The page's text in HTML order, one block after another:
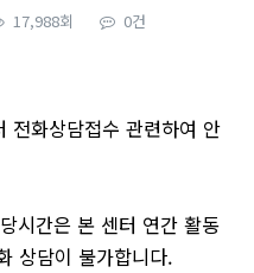
17,988회 0건
전화상담접수 관련하여 안
시간은 본 센터 연간 활동
상담이 불가합니다.